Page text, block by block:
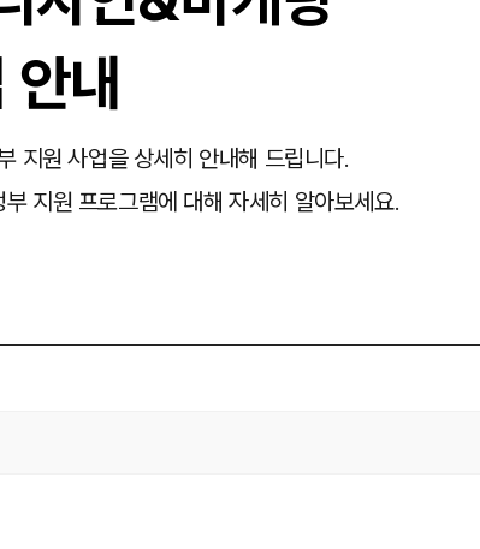
내
지원 사업을 상세히 안내해 드립니다.
지원 프로그램에 대해 자세히 알아보세요.